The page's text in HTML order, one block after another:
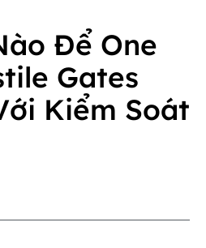
Để One
Gates
Kiểm Soát